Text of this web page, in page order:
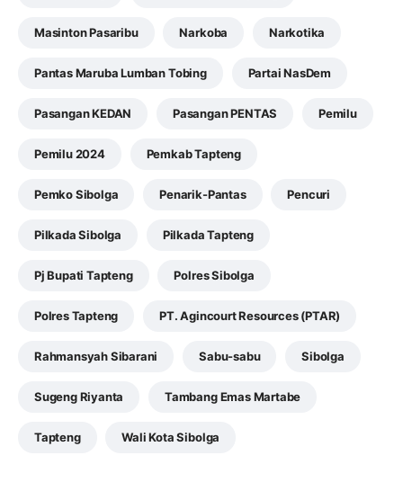
Masinton Pasaribu Narkoba Narkotika
Pantas Maruba Lumban Tobing Partai NasDem
Pasangan KEDAN Pasangan PENTAS Pemilu
Pemilu 2024 Pemkab Tapteng
Pemko Sibolga Penarik-Pantas Pencuri
Pilkada Sibolga Pilkada Tapteng
Pj Bupati Tapteng Polres Sibolga
Polres Tapteng PT. Agincourt Resources (PTAR)
Rahmansyah Sibarani Sabu-sabu Sibolga
Sugeng Riyanta Tambang Emas Martabe
Tapteng Wali Kota Sibolga